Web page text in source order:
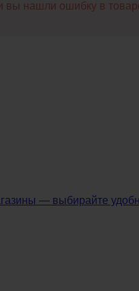
нашли ошибку в
— выбирайте